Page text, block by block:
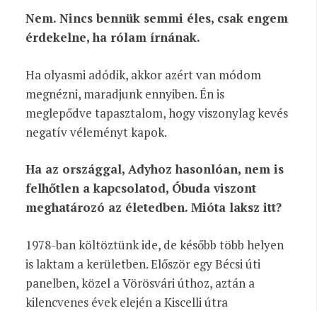
Nem. Nincs bennük semmi éles, csak engem
érdekelne, ha rólam írnának.
Ha olyasmi adódik, akkor azért van módom
megnézni, maradjunk ennyiben. Én is
meglepődve tapasztalom, hogy viszonylag kevés
negatív véleményt kapok.
Ha az országgal, Adyhoz hasonlóan, nem is
felhőtlen a kapcsolatod, Óbuda viszont
meghatározó az életedben. Mióta laksz itt?
1978-ban költöztünk ide, de később több helyen
is laktam a kerületben. Először egy Bécsi úti
panelben, közel a Vörösvári úthoz, aztán a
kilencvenes évek elején a Kiscelli útra